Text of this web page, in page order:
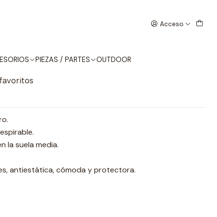
Acceso
PIEZAS / PARTES OUTDOOR
NEGRO
la suela media.
antiestática, cómoda y protectora.